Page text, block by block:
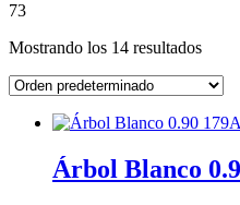
73
Mostrando los 14 resultados
Árbol Blanco